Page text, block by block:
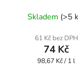
vodního
je
5,0
Skladem (>5
61 Kč bez DPH
74 Kč
Měrná
98,67 Kč / 1 l